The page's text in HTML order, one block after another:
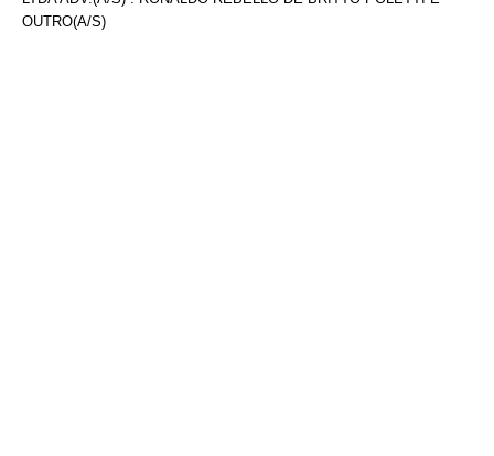
OUTRO(A/S)